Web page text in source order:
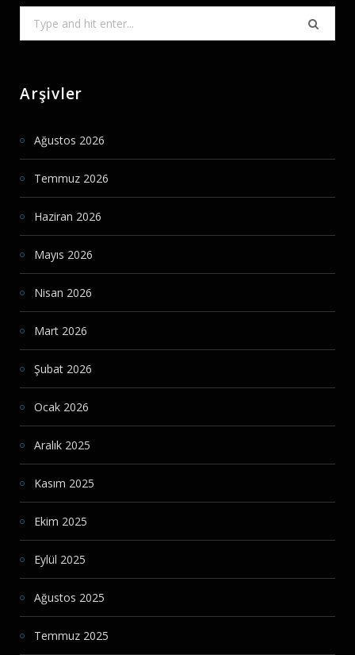
for:
Arşivler
Ağustos 2026
Temmuz 2026
Haziran 2026
Mayıs 2026
Nisan 2026
Mart 2026
Şubat 2026
Ocak 2026
Aralık 2025
Kasım 2025
Ekim 2025
Eylül 2025
Ağustos 2025
Temmuz 2025